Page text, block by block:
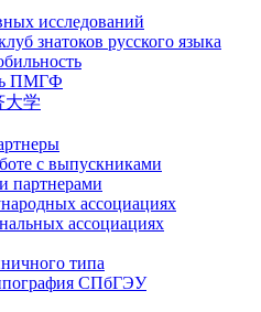
исследований
знатоков русского языка
ПМГФ
大学
с выпускниками
партнерами
ассоциациях
ассоциациях
типа
СПбГЭУ